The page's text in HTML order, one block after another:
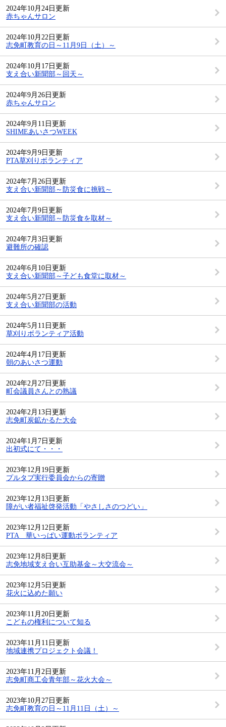
2024年10月24日更新
赤ちゃんサロン
2024年10月22日更新
志免町教育の日～11月9日（土）～
2024年10月17日更新
支え合い新聞部～回天～
2024年9月26日更新
赤ちゃんサロン
2024年9月11日更新
SHIMEあいさつWEEK
2024年9月9日更新
PTA草刈りボランティア
2024年7月26日更新
支え合い新聞部～防災食に挑戦～
2024年7月9日更新
支え合い新聞部～防災食を取材～
2024年7月3日更新
避難所の確認
2024年6月10日更新
支え合い新聞部～子ども食堂に取材～
2024年5月27日更新
支え合い新聞部の活動
2024年5月11日更新
草刈りボランティア活動
2024年4月17日更新
朝のあいさつ運動
2024年2月27日更新
町会議員さんとの熟議
2024年2月13日更新
志免町炭鉱かるた大会
2024年1月7日更新
出初式にて・・・
2023年12月19日更新
プルタブ実行委員会からの寄贈
2023年12月13日更新
障がい者福祉啓発活動「やさしさのつどい」
2023年12月12日更新
PTA 華いっぱい運動ボランティア
2023年12月8日更新
志免地域支え合い互助基金～大交流会～
2023年12月5日更新
花火に込めた願い
2023年11月20日更新
こどもの権利について知る
2023年11月11日更新
地域連携プロジェクト会議！
2023年11月2日更新
志免町商工会青年部～花火大会～
2023年10月27日更新
志免町教育の日～11月11日（土）～